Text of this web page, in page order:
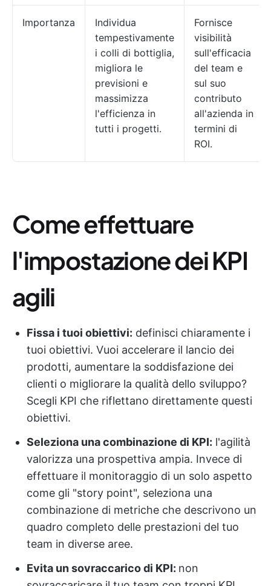
Importanza
Individua
tempestivamente
i colli di bottiglia,
migliora le
previsioni e
massimizza
l'efficienza in
tutti i progetti.
Fornisce
visibilità
sull'efficacia
del team e
sul suo
contributo
all'azienda in
termini di
ROI.
Come effettuare
l'impostazione dei KPI
agili
Fissa i tuoi obiettivi: definisci chiaramente i
tuoi obiettivi. Vuoi accelerare il lancio dei
prodotti, aumentare la soddisfazione dei
clienti o migliorare la qualità dello sviluppo?
Scegli KPI che riflettano direttamente questi
obiettivi.
Seleziona una combinazione di KPI: l'agilità
valorizza una prospettiva ampia. Invece di
effettuare il monitoraggio di un solo aspetto
come gli "story point", seleziona una
combinazione di metriche che descrivono un
quadro completo delle prestazioni del tuo
team in diverse aree.
Evita un sovraccarico di KPI: non